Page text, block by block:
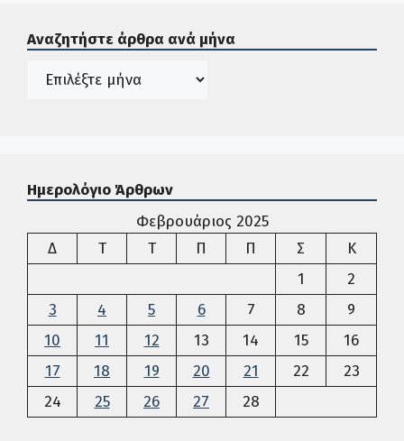
Αναζητήστε άρθρα ανά μήνα
Ιστορικό
Ημερολόγιο Άρθρων
Φεβρουάριος 2025
ΔΔευτέρα
ΤΤρίτη ΤΤετάρτη
Π Πέμπτη
Π Παρασκευή
Σ Σάββατο
Κ
1
2
3
4 5 6 7 8
9
10
11 12 13 14 15
16
17
18 19 20 21 22
23
24
25 26 27 28